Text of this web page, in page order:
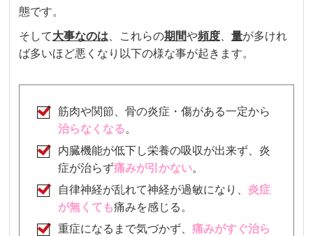
態です。
そして大事なのは 、これらの期間や頻度 、量が多けれ
ば多いほど悪くなり以下の様な事が起きます。
筋肉や関節、骨の炎症・傷がある一定から
治らなくなる。
内臓機能が低下し栄養の吸収が出来ず、炎
症が治らず痛みが引かない。
自律神経が乱れて神経が過敏になり、炎症
が無くても痛みを感じる 。
重症になるまで気づかず、痛みがすぐ治ら